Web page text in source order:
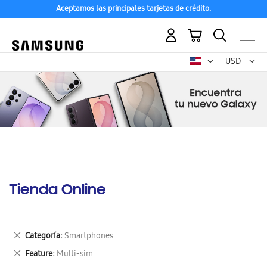
Aceptamos las principales tarjetas de crédito.
USD -
dólar
Mi carrito
Tienda Online
Categoría Smartphones
Eliminar
este
artículo
Feature Multi-sim
Eliminar